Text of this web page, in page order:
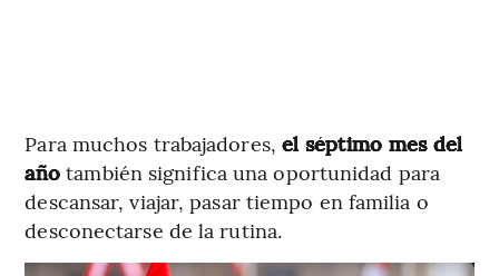
Para muchos trabajadores, el séptimo mes del
año también significa una oportunidad para
descansar, viajar, pasar tiempo en familia o
desconectarse de la rutina.